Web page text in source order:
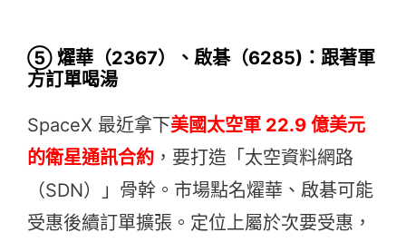
⑤ 燿華（2367）、啟碁（6285)：跟著軍
方訂單喝湯
SpaceX 最近拿下美國太空軍 22.9 億美元
的衛星通訊合約 ，要打造「太空資料網路
（SDN）」骨幹。市場點名燿華、啟碁可能
受惠後續訂單擴張。定位上屬於次要受惠，